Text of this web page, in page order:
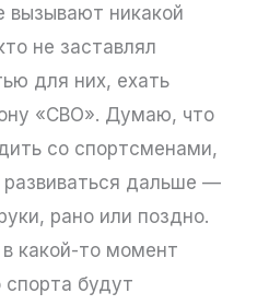
вызывают никакой
не заставлял
для них, ехать
«СВО». Думаю, что
со спортсменами,
развиваться дальше —
рано или поздно.
какой-то момент
спорта будут